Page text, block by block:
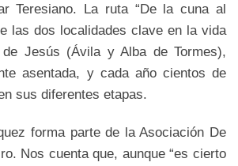
Teresiano. La ruta “De la cuna al
las dos localidades clave en la vida
Jesús (Ávila y Alba de Tormes),
asentada, y cada año cientos de
sus diferentes etapas.
forma parte de la Asociación De
Nos cuenta que, aunque “es cierto